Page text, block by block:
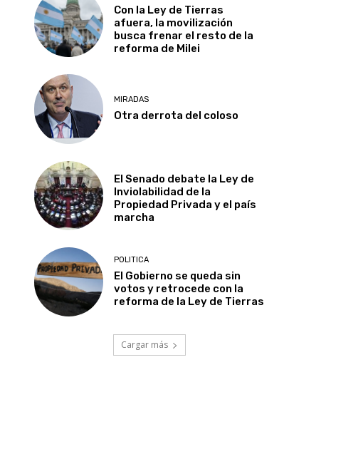
Con la Ley de Tierras
afuera, la movilización
busca frenar el resto de la
reforma de Milei
MIRADAS
Otra derrota del coloso
El Senado debate la Ley de
Inviolabilidad de la
Propiedad Privada y el país
marcha
POLITICA
El Gobierno se queda sin
votos y retrocede con la
reforma de la Ley de Tierras
Cargar más